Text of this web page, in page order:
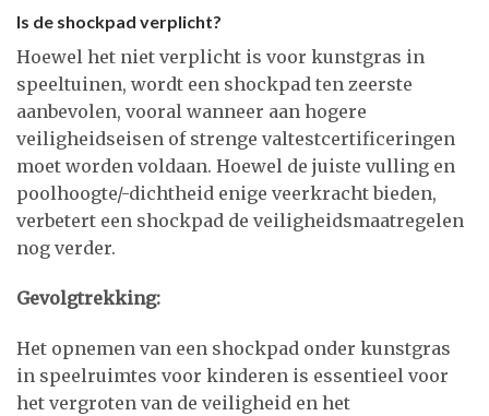
Is de shockpad verplicht?
Hoewel het niet verplicht is voor kunstgras in
speeltuinen, wordt een shockpad ten zeerste
aanbevolen, vooral wanneer aan hogere
veiligheidseisen of strenge valtestcertificeringen
moet worden voldaan. Hoewel de juiste vulling en
poolhoogte/-dichtheid enige veerkracht bieden,
verbetert een shockpad de veiligheidsmaatregelen
nog verder.
Gevolgtrekking:
Het opnemen van een shockpad onder kunstgras
in speelruimtes voor kinderen is essentieel voor
het vergroten van de veiligheid en het